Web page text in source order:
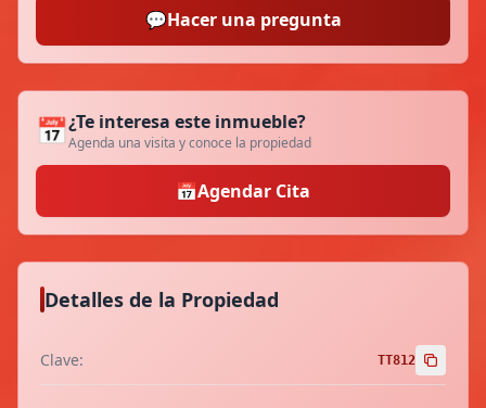
💬Hacer una pregunta
📅¿Te interesa este inmueble?
Agenda una visita y conoce la propiedad
📅Agendar Cita
Detalles de la Propiedad
Clave: TT812